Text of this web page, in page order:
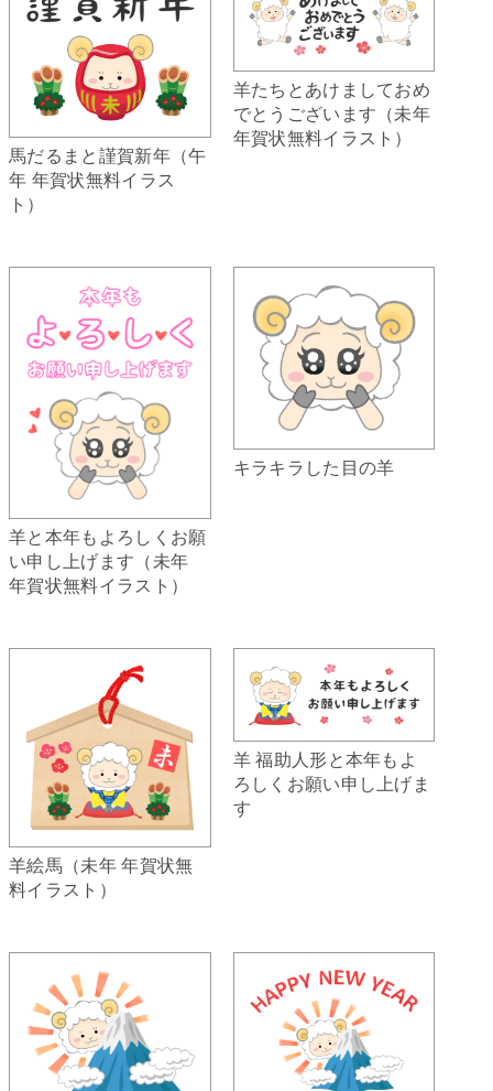
馬だるまと謹賀新年（午
年 年賀状無料イラス
ト）
羊たちとあけましておめ
でとうございます（未年
年賀状無料イラスト）
羊と本年もよろしくお願
い申し上げます（未年
年賀状無料イラスト）
キラキラした目の羊
羊絵馬（未年 年賀状無
料イラスト）
羊 福助人形と本年もよ
ろしくお願い申し上げま
す